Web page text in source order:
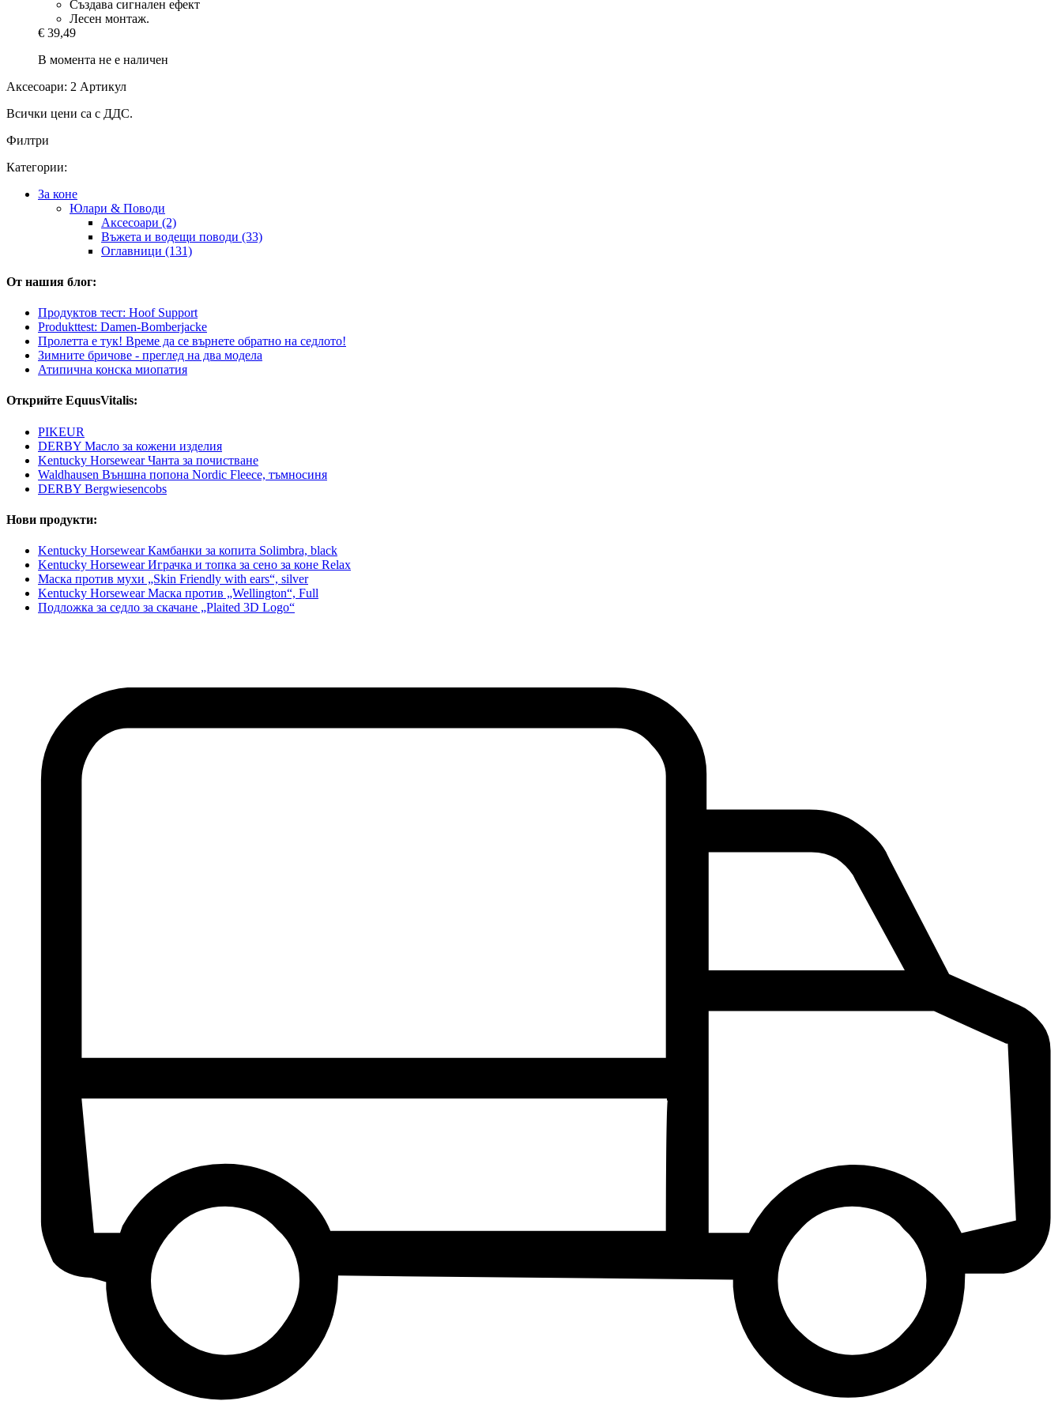
Създава сигнален ефект
Лесен монтаж.
€ 39,49
В момента не е наличен
Аксесоари: 2 Артикул
Всички цени са с ДДС.
Филтри
Категории:
За коне
Юлари & Поводи
Аксесоари (2)
Въжета и водещи поводи (33)
Оглавници (131)
От нашия блог:
Продуктов тест: Hoof Support
Produkttest: Damen-Bomberjacke
Пролетта е тук! Време да се върнете обратно на седлото!
Зимните бричове - преглед на два модела
Атипична конска миопатия
Открийте EquusVitalis:
PIKEUR
DERBY Масло за кожени изделия
Kentucky Horsewear Чанта за почистване
Waldhausen Външна попона Nordic Fleece, тъмносиня
DERBY Bergwiesencobs
Нови продукти:
Kentucky Horsewear Камбанки за копита Solimbra, black
Kentucky Horsewear Играчка и топка за сено за коне Relax
Маска против мухи „Skin Friendly with ears“, silver
Kentucky Horsewear Маска против „Wellington“, Full
Подложка за седло за скачане „Plaited 3D Logo“